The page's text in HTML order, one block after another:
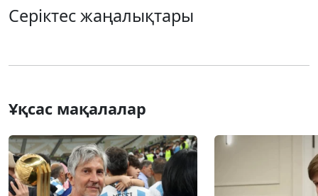
Серіктес жаңалықтары
Ұқсас мақалалар